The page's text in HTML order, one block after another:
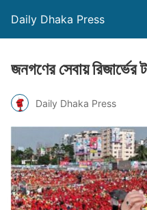
Daily Dhaka Press
জনগণের সেবায় রিজার্ভের
Daily Dhaka Press